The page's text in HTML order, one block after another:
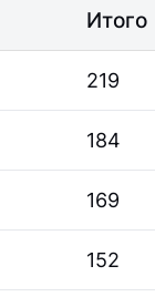
Итого
219
184
169
152